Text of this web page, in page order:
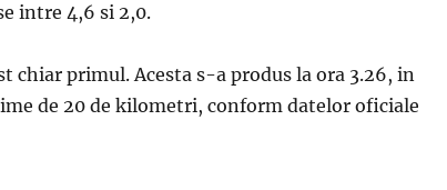
intre 4,6 si 2,0.
chiar primul. Acesta s-a produs la ora 3.26, in
de 20 de kilometri, conform datelor oficiale